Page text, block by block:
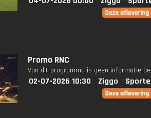
Promo RNC
Van dit programma is geen informatie
02-07-2026 10:30 Ziggo